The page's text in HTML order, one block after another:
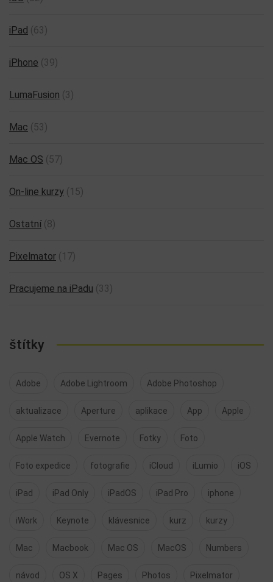
iPad (63)
iPhone (39)
LumaFusion (3)
Mac (53)
Mac OS (57)
On-line kurzy (15)
Ostatní (8)
Pixelmator (17)
Pracujeme na iPadu (33)
štítky
Adobe Adobe Lightroom Adobe Photoshop
aktualizace Aperture aplikace App Apple
Apple Watch Evernote Fotky Foto
Foto expedice fotografie iCloud iLumio iOS
iPad iPad Only iPadOS iPad Pro iphone
iWork Keynote klávesnice kurz kurzy
Mac Macbook Mac OS MacOS Numbers
návod OS X Pages Photos Pixelmator